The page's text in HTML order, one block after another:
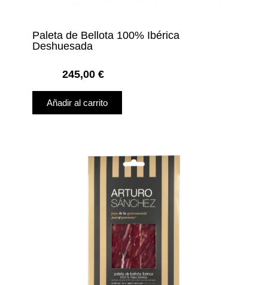
Paleta de Bellota 100% Ibérica
Deshuesada
245,00 €
Añadir al carrito